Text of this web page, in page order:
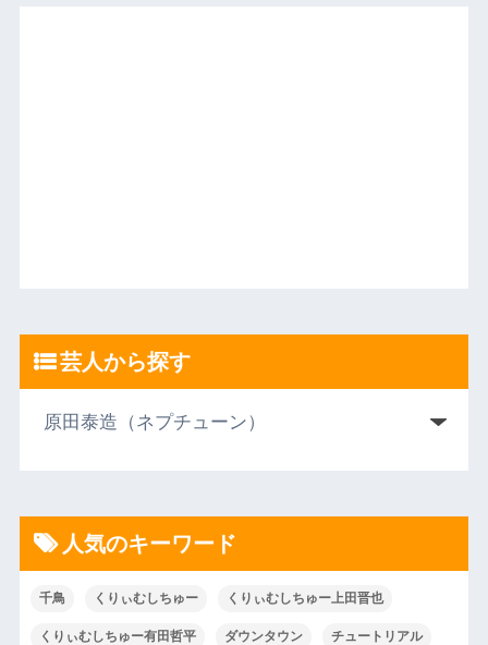
芸人から探す
人気のキーワード
千鳥 くりぃむしちゅー くりぃむしちゅー上田晋也
くりぃむしちゅー有田哲平 ダウンタウン チュートリアル